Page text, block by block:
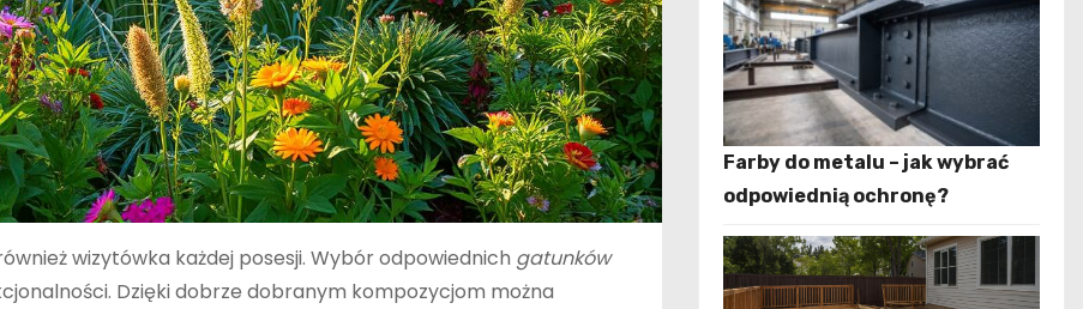
wizytówka każdej posesji. Wybór odpowiednich gatunków
Dzięki dobrze dobranym kompozycjom można
Farby do metalu – jak wybrać
odpowiednią ochronę?